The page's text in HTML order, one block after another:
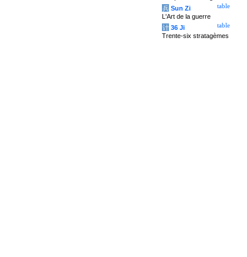
table
兵 Sun Zi
L'Art de la guerre
table
计 36 Ji
Trente-six stratagèmes